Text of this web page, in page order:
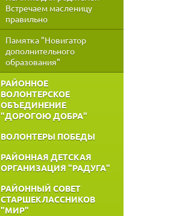
Встречаем масленицу
правильно
Памятка "Новигатор
дополнительного
образования"
РАЙОННОЕ
ВОЛОНТЕРСКОЕ
ОБЪЕДИНЕНИЕ
"ДОРОГОЮ ДОБРА"
ВОЛОНТЕРЫ ПОБЕДЫ
РАЙОННАЯ ДЕТСКАЯ
ОРГАНИЗАЦИЯ "РАДУГА"
РАЙОННЫЙ СОВЕТ
СТАРШЕКЛАССНИКОВ
"МИР"